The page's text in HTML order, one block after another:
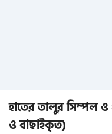
হাতের তালুর সিম্পল ও
ও বাছাইকৃত)